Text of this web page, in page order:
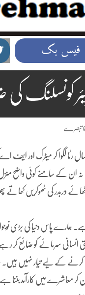
فیس بک
کونسلنگ
سال رٹا لگوا کر میٹرک
نہ ان کے سامنے کوئی واضح
اٹھائے دربدر کی ٹھوکریں
ہمارے پاس دنیا کی بڑی
انسانی سرمائے کو ضائع کر
کرنے کے لیے تیار نہیں
کر معاشرے میں کارآمد